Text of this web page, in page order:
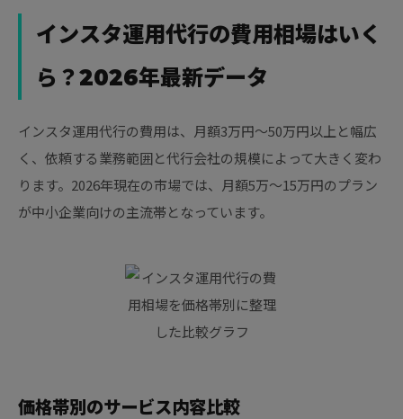
インスタ運用代行の費用相場はいく
ら？2026年最新データ
インスタ運用代行の費用は、月額3万円〜50万円以上と幅広
く、依頼する業務範囲と代行会社の規模によって大きく変わ
ります。2026年現在の市場では、月額5万〜15万円のプラン
が中小企業向けの主流帯となっています。
価格帯別のサービス内容比較